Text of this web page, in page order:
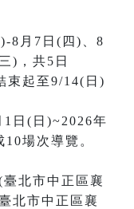
8月7日(四)、8
)，共5日
束起至9/14(日)
1日(日)~2026年
場次導覽。
北市中正區襄
北市中正區襄